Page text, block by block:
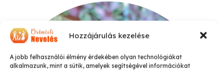
Hozzájárulás kezelése
A jobb felhasználói élmény érdekében olyan technológiákat
alkalmazunk, mint a sütik, amelyek segítségével információkat